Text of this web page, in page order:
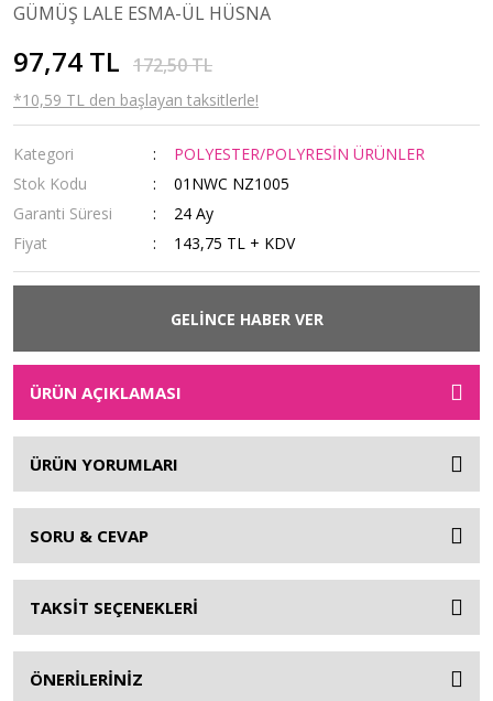
GÜMÜŞ LALE ESMA-ÜL HÜSNA
97,74 TL 172,50 TL
*10,59 TL den başlayan taksitlerle!
Kategori
POLYESTER/POLYRESİN ÜRÜNLER
Stok Kodu
01NWC NZ1005
Garanti Süresi
24 Ay
Fiyat
143,75 TL + KDV
GELİNCE HABER VER
ÜRÜN AÇIKLAMASI
ÜRÜN YORUMLARI
SORU & CEVAP
TAKSİT SEÇENEKLERİ
ÖNERİLERİNİZ